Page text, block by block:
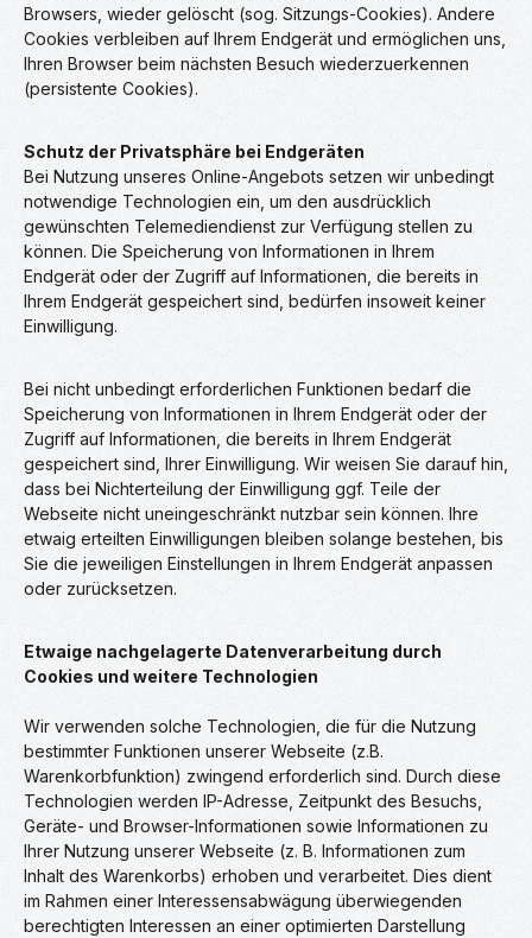
Browsers, wieder gelöscht (sog. Sitzungs-Cookies). Andere
Cookies verbleiben auf Ihrem Endgerät und ermöglichen uns,
Ihren Browser beim nächsten Besuch wiederzuerkennen
(persistente Cookies).
Schutz der Privatsphäre bei Endgeräten
Bei Nutzung unseres Online-Angebots setzen wir unbedingt
notwendige Technologien ein, um den ausdrücklich
gewünschten Telemediendienst zur Verfügung stellen zu
können. Die Speicherung von Informationen in Ihrem
Endgerät oder der Zugriff auf Informationen, die bereits in
Ihrem Endgerät gespeichert sind, bedürfen insoweit keiner
Einwilligung.
Bei nicht unbedingt erforderlichen Funktionen bedarf die
Speicherung von Informationen in Ihrem Endgerät oder der
Zugriff auf Informationen, die bereits in Ihrem Endgerät
gespeichert sind, Ihrer Einwilligung. Wir weisen Sie darauf hin,
dass bei Nichterteilung der Einwilligung ggf. Teile der
Webseite nicht uneingeschränkt nutzbar sein können. Ihre
etwaig erteilten Einwilligungen bleiben solange bestehen, bis
Sie die jeweiligen Einstellungen in Ihrem Endgerät anpassen
oder zurücksetzen.
Etwaige nachgelagerte Datenverarbeitung durch
Cookies und weitere Technologien
Wir verwenden solche Technologien, die für die Nutzung
bestimmter Funktionen unserer Webseite (z.B.
Warenkorbfunktion) zwingend erforderlich sind. Durch diese
Technologien werden IP-Adresse, Zeitpunkt des Besuchs,
Geräte- und Browser-Informationen sowie Informationen zu
Ihrer Nutzung unserer Webseite (z. B. Informationen zum
Inhalt des Warenkorbs) erhoben und verarbeitet. Dies dient
im Rahmen einer Interessensabwägung überwiegenden
berechtigten Interessen an einer optimierten Darstellung